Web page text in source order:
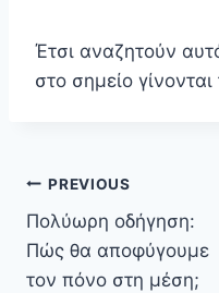
Έτσι αναζητούν
στο σημείο
Πλοήγηση
άρθρων
PREVIOUS
Πολύωρη οδήγηση:
Πώς θα αποφύγουμε
τον πόνο στη μέση;